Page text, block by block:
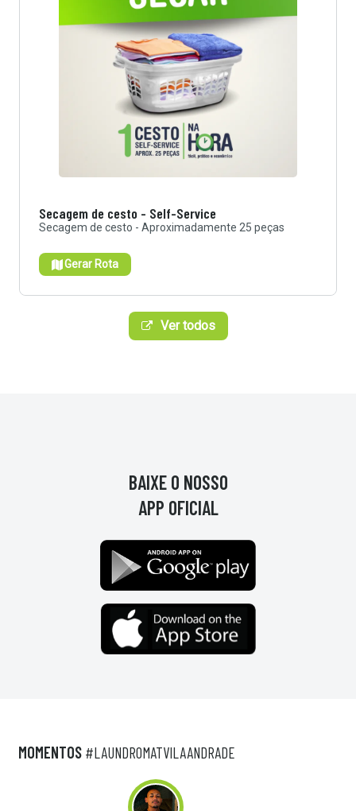
Secagem de cesto - Self-Service
Secagem de cesto - Aproximadamente 25 peças
Gerar Rota
Ver todos
BAIXE O NOSSO
APP OFICIAL
MOMENTOS #LAUNDROMATVILAANDRADE